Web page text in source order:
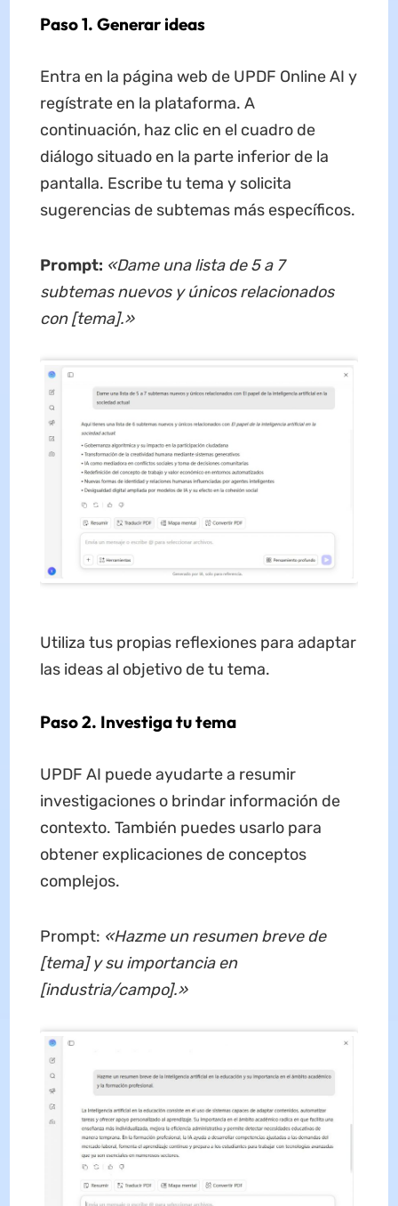
Paso 1. Generar ideas
Entra en la página web de UPDF Online AI y
regístrate en la plataforma. A
continuación, haz clic en el cuadro de
diálogo situado en la parte inferior de la
pantalla. Escribe tu tema y solicita
sugerencias de subtemas más específicos.
Prompt: «Dame una lista de 5 a 7
subtemas nuevos y únicos relacionados
con [tema].»
Utiliza tus propias reflexiones para adaptar
las ideas al objetivo de tu tema.
Paso 2. Investiga tu tema
UPDF AI puede ayudarte a resumir
investigaciones o brindar información de
contexto. También puedes usarlo para
obtener explicaciones de conceptos
complejos.
Prompt: «Hazme un resumen breve de
[tema] y su importancia en
[industria/campo].»